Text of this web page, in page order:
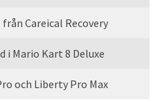
Careical Recovery
i Mario Kart 8 Deluxe
och Liberty Pro Max